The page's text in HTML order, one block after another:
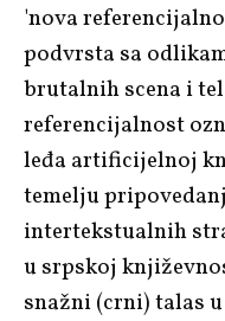
'nova
podvrsta sa
brutalnih scena i
referencijalnost
leđa artificijelnoj
temelju
intertekstualnih
u srpskoj
snažni (crni) talas